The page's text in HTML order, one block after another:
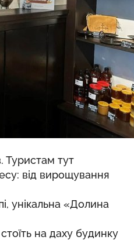
Туристам тут
від вирощування
унікальна «Долина
на даху будинку